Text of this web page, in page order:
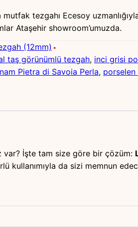
tezgahı Ecesoy
Ataşehir showroom’umuzda.
(12mm)
taş görünümlü tezgah, inci grisi
Pietra di Savoia Perla,
var? İşte tam size göre bir çözüm:
kullanımıyla da sizi memnun